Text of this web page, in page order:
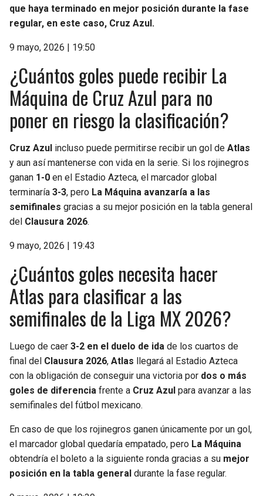
que haya terminado en mejor posición durante la fase
regular, en este caso, Cruz Azul.
9 mayo, 2026 | 19:50
¿Cuántos goles puede recibir La
Máquina de Cruz Azul para no
poner en riesgo la clasificación?
Cruz Azul incluso puede permitirse recibir un gol de Atlas
y aun así mantenerse con vida en la serie. Si los rojinegros
ganan 1-0 en el Estadio Azteca, el marcador global
terminaría 3-3, pero La Máquina avanzaría a las
semifinales gracias a su mejor posición en la tabla general
del Clausura 2026.
9 mayo, 2026 | 19:43
¿Cuántos goles necesita hacer
Atlas para clasificar a las
semifinales de la Liga MX 2026?
Luego de caer 3-2 en el duelo de ida de los cuartos de
final del Clausura 2026, Atlas llegará al Estadio Azteca
con la obligación de conseguir una victoria por dos o más
goles de diferencia frente a Cruz Azul para avanzar a las
semifinales del fútbol mexicano.
En caso de que los rojinegros ganen únicamente por un gol,
el marcador global quedaría empatado, pero La Máquina
obtendría el boleto a la siguiente ronda gracias a su mejor
posición en la tabla general durante la fase regular.